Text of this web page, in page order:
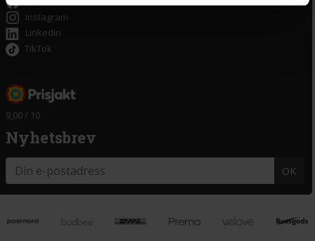
Instagram
LinkedIn
TikTok
9,00 / 10
Nyhetsbrev
OK